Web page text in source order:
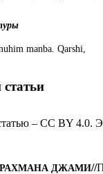
manba. Qarshi,
– CC BY 4.0.
ДЖАМИ//